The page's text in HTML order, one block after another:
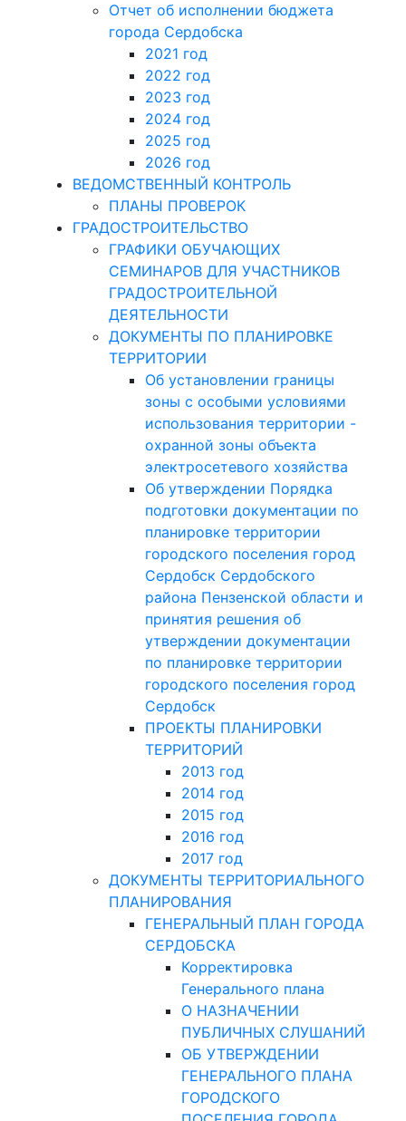
Отчет об исполнении бюджета
города Сердобска
2021 год
2022 год
2023 год
2024 год
2025 год
2026 год
ВЕДОМСТВЕННЫЙ КОНТРОЛЬ
ПЛАНЫ ПРОВЕРОК
ГРАДОСТРОИТЕЛЬСТВО
ГРАФИКИ ОБУЧАЮЩИХ
СЕМИНАРОВ ДЛЯ УЧАСТНИКОВ
ГРАДОСТРОИТЕЛЬНОЙ
ДЕЯТЕЛЬНОСТИ
ДОКУМЕНТЫ ПО ПЛАНИРОВКЕ
ТЕРРИТОРИИ
Об установлении границы
зоны с особыми условиями
использования территории -
охранной зоны объекта
электросетевого хозяйства
Об утверждении Порядка
подготовки документации по
планировке территории
городского поселения город
Сердобск Сердобского
района Пензенской области и
принятия решения об
утверждении документации
по планировке территории
городского поселения город
Сердобск
ПРОЕКТЫ ПЛАНИРОВКИ
ТЕРРИТОРИЙ
2013 год
2014 год
2015 год
2016 год
2017 год
ДОКУМЕНТЫ ТЕРРИТОРИАЛЬНОГО
ПЛАНИРОВАНИЯ
ГЕНЕРАЛЬНЫЙ ПЛАН ГОРОДА
СЕРДОБСКА
Корректировка
Генерального плана
О НАЗНАЧЕНИИ
ПУБЛИЧНЫХ СЛУШАНИЙ
ОБ УТВЕРЖДЕНИИ
ГЕНЕРАЛЬНОГО ПЛАНА
ГОРОДСКОГО